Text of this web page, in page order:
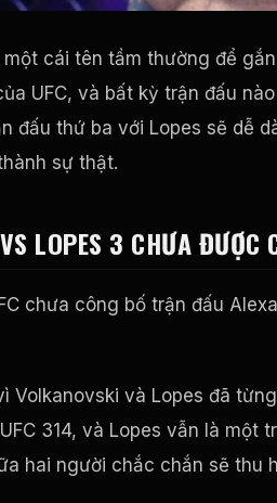
cái tên tầm thường để
UFC, và bất kỳ trận đấu
đấu thứ ba với Lopes sẽ dễ
sự thật.
LOPES 3 CHƯA ĐƯỢC
chưa công bố trận đấu
Volkanovski và Lopes đã
314, và Lopes vẫn là một
hai người chắc chắn sẽ thu